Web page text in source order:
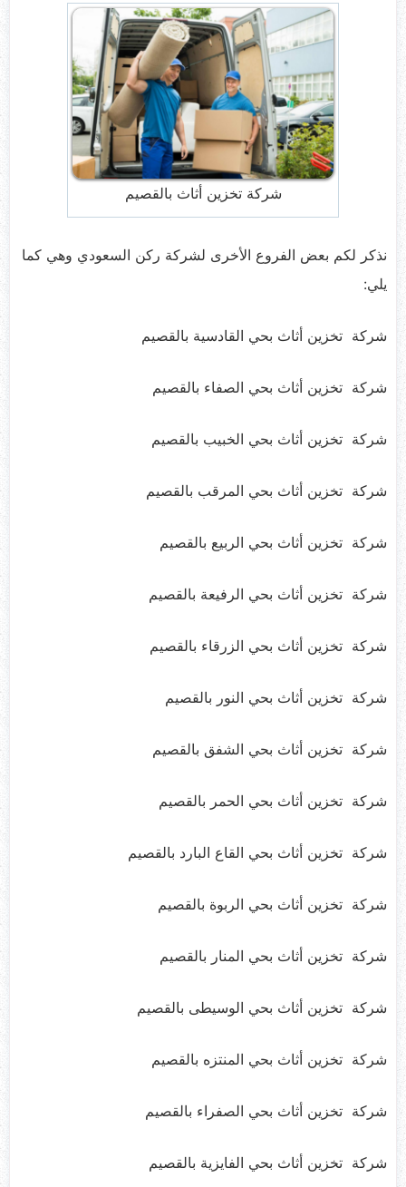
شركة تخزين أثاث بالقصيم
نذكر لكم بعض الفروع الأخرى لشركة ركن السعودي وهي كما
يلي:
شركة تخزين أثاث بحي القادسية بالقصيم
شركة تخزين أثاث بحي الصفاء بالقصيم
شركة تخزين أثاث بحي الخبيب بالقصيم
شركة تخزين أثاث بحي المرقب بالقصيم
شركة تخزين أثاث بحي الربيع بالقصيم
شركة تخزين أثاث بحي الرفيعة بالقصيم
شركة تخزين أثاث بحي الزرقاء بالقصيم
شركة تخزين أثاث بحي النور بالقصيم
شركة تخزين أثاث بحي الشفق بالقصيم
شركة تخزين أثاث بحي الحمر بالقصيم
شركة تخزين أثاث بحي القاع البارد بالقصيم
شركة تخزين أثاث بحي الربوة بالقصيم
شركة تخزين أثاث بحي المنار بالقصيم
شركة تخزين أثاث بحي الوسيطى بالقصيم
شركة تخزين أثاث بحي المنتزه بالقصيم
شركة تخزين أثاث بحي الصفراء بالقصيم
شركة تخزين أثاث بحي الفايزية بالقصيم